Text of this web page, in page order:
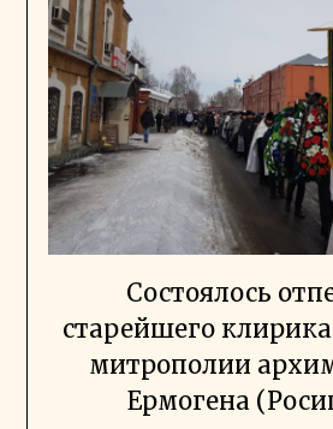
Состоялось
старейшего
митрополии
Ермогена